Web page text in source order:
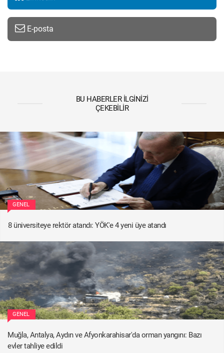
E-posta
BU HABERLER İLGINIZI
ÇEKEBILIR
GENEL
8 üniversiteye rektör atandı: YÖK'e 4 yeni üye atandı
GENEL
Muğla, Antalya, Aydın ve Afyonkarahisar'da orman yangını: Bazı
evler tahliye edildi